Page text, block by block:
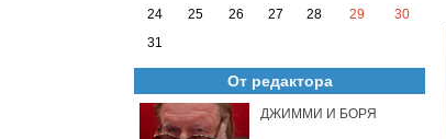
24
25 26 27 28 29
30
31
От редактора
ДЖИММИ И БОРЯ